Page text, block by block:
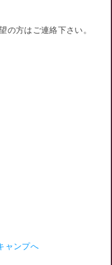
の方はご連絡下さい。